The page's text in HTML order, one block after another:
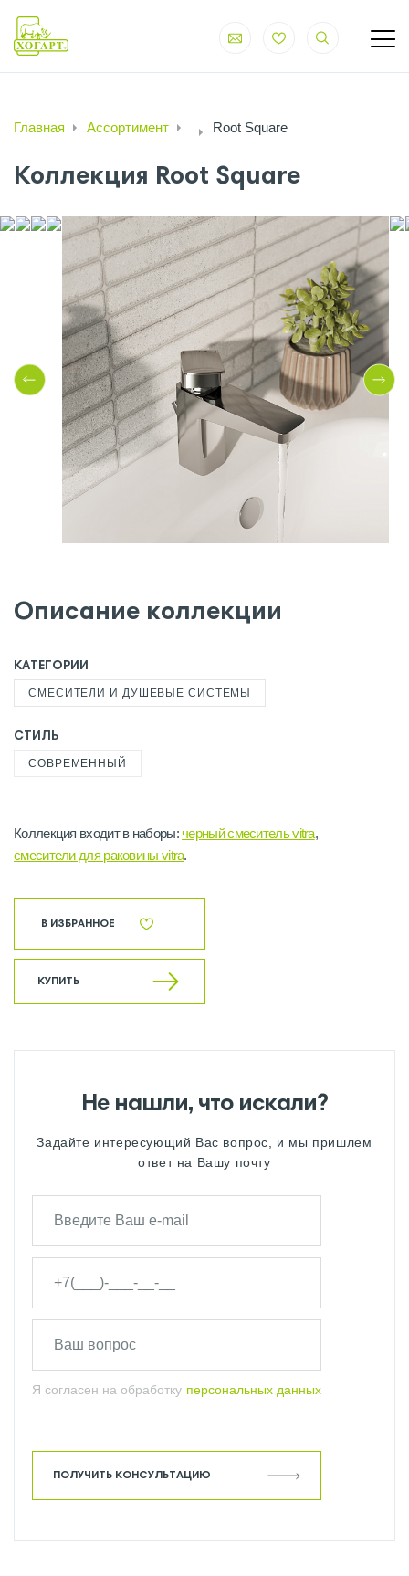
Главная Ассортимент Root Square
Коллекция Root Square
Описание коллекции
КАТЕГОРИИ
СМЕСИТЕЛИ И ДУШЕВЫЕ СИСТЕМЫ
СТИЛЬ
СОВРЕМЕННЫЙ
Коллекция входит в наборы:черный смеситель vitra,
cмесители для раковины vitra.
В ИЗБРАННОЕ
КУПИТЬ
Не нашли, что искали?
Задайте интересующий Вас вопрос, и мы пришлем
ответ на Вашу почту
Я согласен на обработку персональных данных
ПОЛУЧИТЬ КОНСУЛЬТАЦИЮ